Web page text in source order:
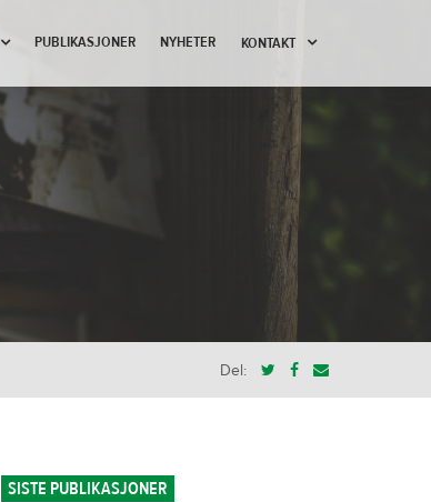
PUBLIKASJONER NYHETER KONTAKT
Del:
SISTE PUBLIKASJONER